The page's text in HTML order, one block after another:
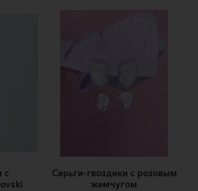
с
Серьги-гвоздики с розовым
жемчугом